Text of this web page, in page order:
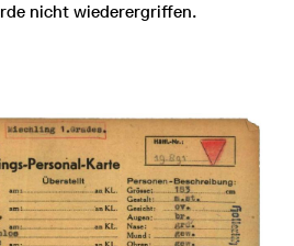
nicht wiederergriffen.